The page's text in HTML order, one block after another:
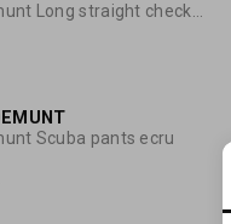
Scuba pants ecru